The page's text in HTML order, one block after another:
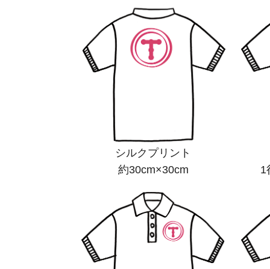
シルクプリント
約30cm×30cm
1